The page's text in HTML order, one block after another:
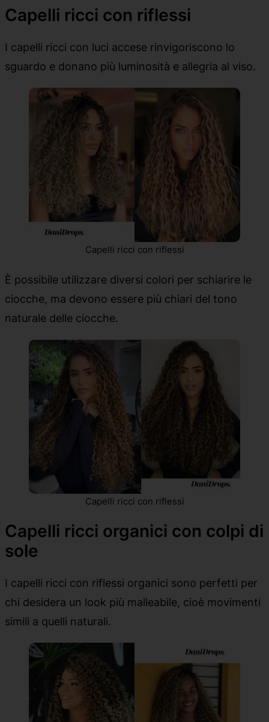
Capelli ricci con riflessi
I capelli ricci con luci accese rinvigoriscono lo
sguardo e donano più luminosità e allegria al viso.
Capelli ricci con riflessi
È possibile utilizzare diversi colori per schiarire le
ciocche, ma devono essere più chiari del tono
naturale delle ciocche.
Capelli ricci con riflessi
Capelli ricci organici con colpi di
sole
I capelli ricci con riflessi organici sono perfetti per
chi desidera un look più malleabile, cioè movimenti
simili a quelli naturali.